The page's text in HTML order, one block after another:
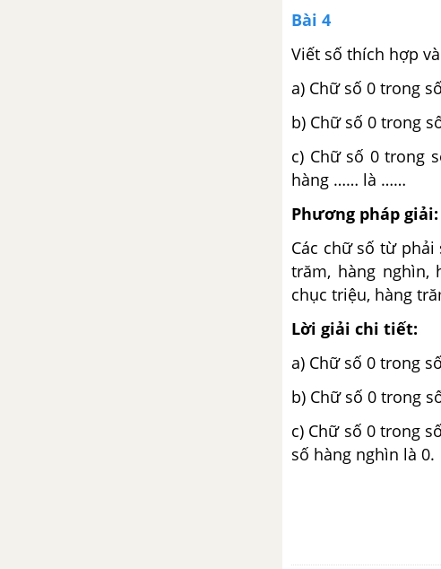
Bài 4
Viết số thích hợp
a) Chữ số 0 trong
b) Chữ số 0 trong
c) Chữ số 0 trong
hàng …… là ……
Phương pháp giải:
Các chữ số từ
trăm, hàng nghìn,
chục triệu, hàng
Lời giải chi tiết:
a) Chữ số 0 trong
b) Chữ số 0 trong
c) Chữ số 0 trong
số hàng nghìn là 0.